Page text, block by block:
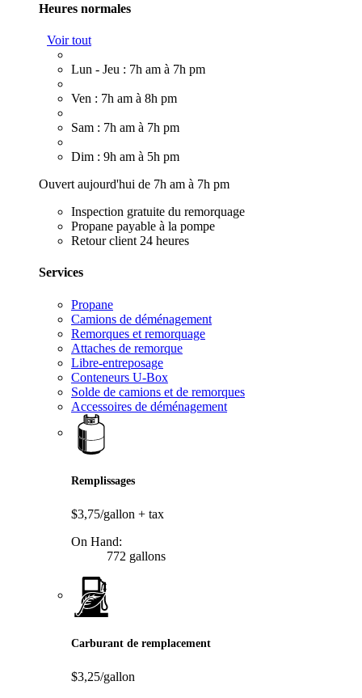
Heures normales
Voir tout
Lun - Jeu : 7h am à 7h pm
Ven : 7h am à 8h pm
Sam : 7h am à 7h pm
Dim : 9h am à 5h pm
Ouvert aujourd'hui de 7h am à 7h pm
Inspection gratuite du remorquage
Propane payable à la pompe
Retour client 24 heures
Services
Propane
Camions de déménagement
Remorques et remorquage
Attaches de remorque
Libre-entreposage
Conteneurs U-Box
Solde de camions et de remorques
Accessoires de déménagement
Remplissages
$3,75/gallon + tax
On Hand:
772 gallons
Carburant de remplacement
$3,25/gallon